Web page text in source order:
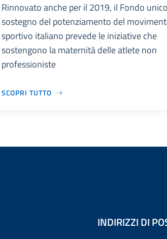
Rinnovato anche per il 2019, il Fondo
sostegno del potenziamento del
sportivo italiano prevede le iniziative che
sostengono la maternità delle atlete non
professioniste
SCOPRI TUTTO
INDIRIZZI DI